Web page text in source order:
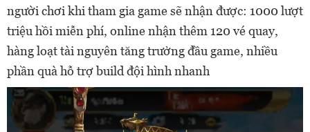
người chơi khi tham gia game sẽ nhận được: 1000 lượt
triệu hồi miễn phí, online nhận thêm 120 vé quay,
hàng loạt tài nguyên tăng trưởng đầu game, nhiều
phần quà hỗ trợ build đội hình nhanh